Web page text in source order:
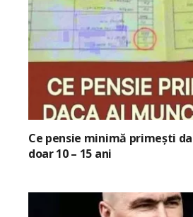
Ce pensie minimă primești
doar 10 – 15 ani